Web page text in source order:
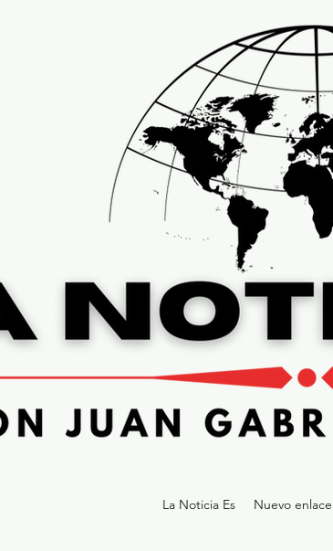
La Noticia Es Nuevo enlace